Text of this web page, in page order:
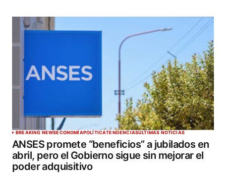
BREAKING NEWSECONOMÍAPOLÍTICATENDENCIASÚLTIMAS NOTICIAS
ANSES promete “beneficios” a jubilados en
abril, pero el Gobierno sigue sin mejorar el
poder adquisitivo